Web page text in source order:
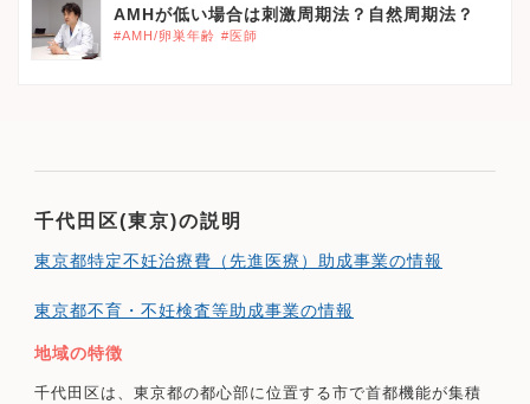
AMHが低い場合は刺激周期法？自然周期法？
#AMH/卵巣年齢 #医師
千代田区(東京)の説明
東京都特定不妊治療費（先進医療）助成事業の情報
東京都不育・不妊検査等助成事業の情報
地域の特徴
千代田区は、東京都の都心部に位置する市で首都機能が集積